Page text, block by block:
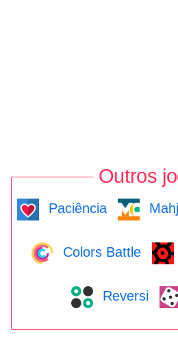
Outros
Paciência
Colors Battle
Reversi